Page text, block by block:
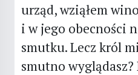
urząd, wziąłem
i w jego obecności
smutku. Lecz król
smutno